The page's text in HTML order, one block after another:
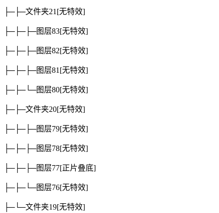
├─├─文件夹21[无特效]
├─├─├─图层83[无特效]
├─├─├─图层82[无特效]
├─├─├─图层81[无特效]
├─├─└─图层80[无特效]
├─├─文件夹20[无特效]
├─├─├─图层79[无特效]
├─├─├─图层78[无特效]
├─├─├─图层77[正片叠底]
├─├─└─图层76[无特效]
├─└─文件夹19[无特效]